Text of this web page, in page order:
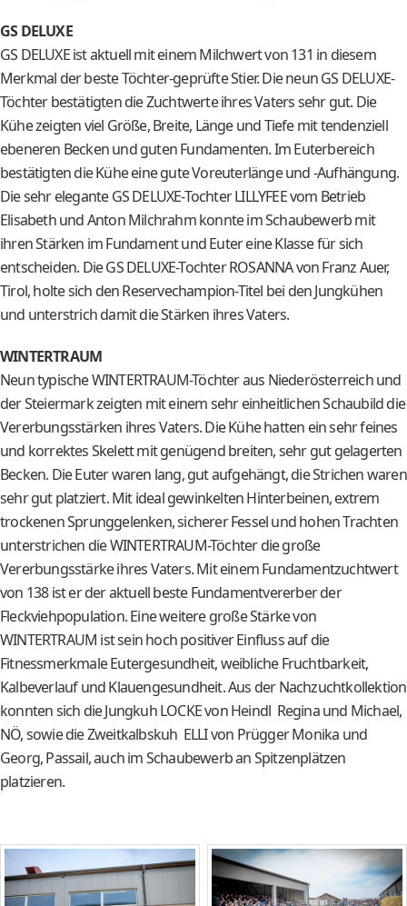
GS DELUXE
GS DELUXE ist aktuell mit einem Milchwert von 131 in diesem
Merkmal der beste Töchter-geprüfte Stier. Die neun GS DELUXE-
Töchter bestätigten die Zuchtwerte ihres Vaters sehr gut. Die
Kühe zeigten viel Größe, Breite, Länge und Tiefe mit tendenziell
ebeneren Becken und guten Fundamenten. Im Euterbereich
bestätigten die Kühe eine gute Voreuterlänge und -Aufhängung.
Die sehr elegante GS DELUXE-Tochter LILLYFEE vom Betrieb
Elisabeth und Anton Milchrahm konnte im Schaubewerb mit
ihren Stärken im Fundament und Euter eine Klasse für sich
entscheiden. Die GS DELUXE-Tochter ROSANNA von Franz Auer,
Tirol, holte sich den Reservechampion-Titel bei den Jungkühen
und unterstrich damit die Stärken ihres Vaters.
WINTERTRAUM
Neun typische WINTERTRAUM-Töchter aus Niederösterreich und
der Steiermark zeigten mit einem sehr einheitlichen Schaubild die
Vererbungsstärken ihres Vaters. Die Kühe hatten ein sehr feines
und korrektes Skelett mit genügend breiten, sehr gut gelagerten
Becken. Die Euter waren lang, gut aufgehängt, die Strichen waren
sehr gut platziert. Mit ideal gewinkelten Hinterbeinen, extrem
trockenen Sprunggelenken, sicherer Fessel und hohen Trachten
unterstrichen die WINTERTRAUM-Töchter die große
Vererbungsstärke ihres Vaters. Mit einem Fundamentzuchtwert
von 138 ist er der aktuell beste Fundamentvererber der
Fleckviehpopulation. Eine weitere große Stärke von
WINTERTRAUM ist sein hoch positiver Einfluss auf die
Fitnessmerkmale Eutergesundheit, weibliche Fruchtbarkeit,
Kalbeverlauf und Klauengesundheit. Aus der Nachzuchtkollektion
konnten sich die Jungkuh LOCKE von Heindl Regina und Michael,
NÖ, sowie die Zweitkalbskuh ELLI von Prügger Monika und
Georg, Passail, auch im Schaubewerb an Spitzenplätzen
platzieren.